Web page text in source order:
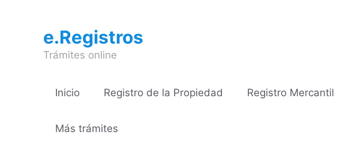
contenidoe.Registros
Trámites online
Inicio Registro de la Propiedad Registro Mercantil
Más trámites